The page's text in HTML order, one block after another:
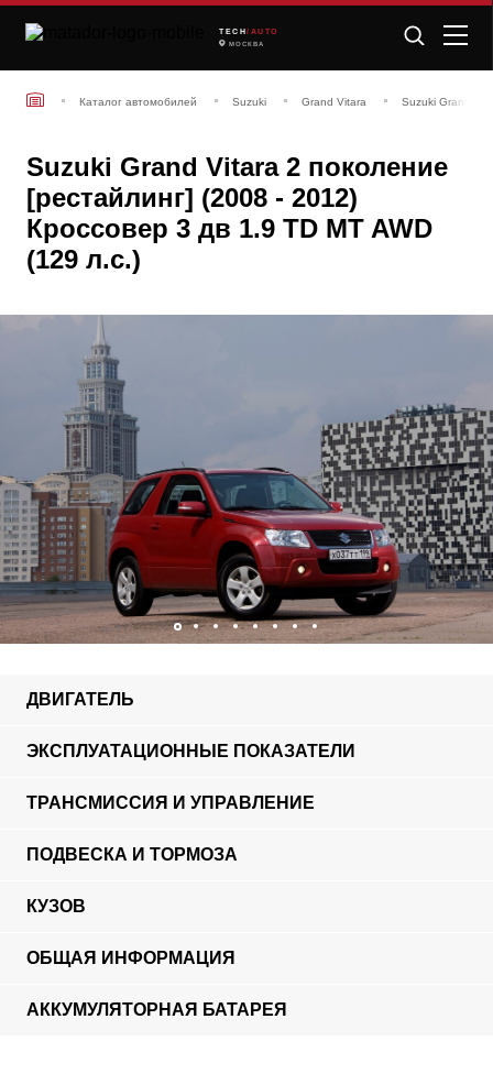
TECH /AUTO
МОСКВА
Каталог автомобилей Suzuki Grand Vitara Suzuki Grand
Suzuki Grand Vitara 2 поколение
[рестайлинг] (2008 - 2012)
Кроссовер 3 дв 1.9 TD MT AWD
(129 л.с.)
ДВИГАТЕЛЬ
ЭКСПЛУАТАЦИОННЫЕ ПОКАЗАТЕЛИ
ТРАНСМИССИЯ И УПРАВЛЕНИЕ
ПОДВЕСКА И ТОРМОЗА
КУЗОВ
ОБЩАЯ ИНФОРМАЦИЯ
АККУМУЛЯТОРНАЯ БАТАРЕЯ